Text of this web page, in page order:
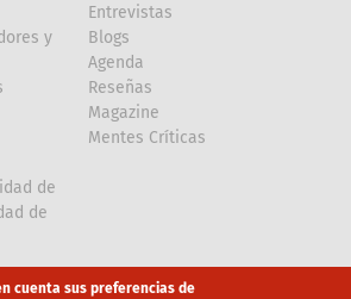
y
de
de
Entrevistas
Blogs
Agenda
Reseñas
Magazine
Mentes Críticas
cuenta sus preferencias de